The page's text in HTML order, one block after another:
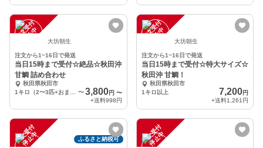
注
文
受
付
停
止
中 大坊朝生
注文から1~16日で発送
当日15時まで受付☆絶品☆秋田沖
甘鯛 詰め合わせ
秋田県秋田市
〜 3,800円 〜
+送料998円
注
文
受
付
停
止
中 大坊朝生
注文から1~16日で発送
当日15時まで受付☆特大サイズ☆
秋田沖 甘鯛！
秋田県秋田市
1キロ以上
7,200円
+送料1,261円
注
文
受
付
停
止
中 ふるさと納税可 注
文
受
付
停
止
中